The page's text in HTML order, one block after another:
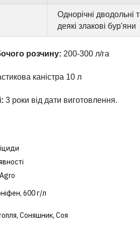
Однорічні дводольні
деякі злакові бур'яни
розчину: 200-300 л/га
каністра 10 л
3 роки від дати виготовлення.
600 г/л
, Соняшник, Соя